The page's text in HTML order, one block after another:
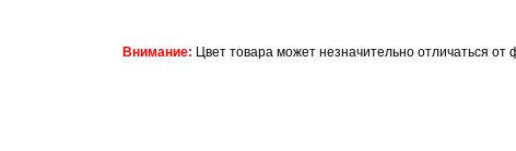
Внимание: Цвет товара может незначительно отличаться от